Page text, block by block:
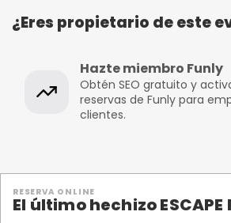
¿Eres propietario de este
Hazte miembro Funly
Obtén SEO gratuito y
reservas de Funly para
clientes.
RESERVA ONLINE
El último hechizo ESCAPE